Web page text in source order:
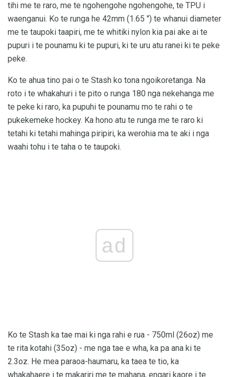
tihi me te raro, me te ngohengohe ngohengohe, te TPU i
waenganui. Ko te runga he 42mm (1.65 ") te whanui diameter
me te taupoki taapiri, me te whitiki nylon kia pai ake ai te
pupuri i te pounamu ki te pupuri, ki te uru atu ranei ki te peke
peke.
Ko te ahua tino pai o te Stash ko tona ngoikoretanga. Na
roto i te whakahuri i te pito o runga 180 nga nekehanga me
te peke ki raro, ka pupuhi te pounamu mo te rahi o te
pukekemeke hockey. Ka hono atu te runga me te raro ki
tetahi ki tetahi mahinga piripiri, ka werohia ma te aki i nga
waahi tohu i te taha o te taupoki.
ad
Ko te Stash ka tae mai ki nga rahi e rua - 750ml (26oz) me
te rita kotahi (35oz) - me nga tae e wha, ka pa ana ki te
2.3oz. He mea paraoa-haumaru, ka taea te tio, ka
whakahaere i te makariri me te mahana, engari kaore i te